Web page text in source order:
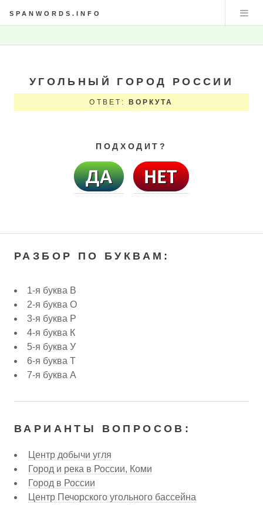
SPANWORDS.INFO
УГОЛЬНЫЙ ГОРОД РОССИИ
ОТВЕТ: ВОРКУТА
ПОДХОДИТ?
РАЗБОР ПО БУКВАМ:
1-я буква В
2-я буква О
3-я буква Р
4-я буква К
5-я буква У
6-я буква Т
7-я буква А
ВАРИАНТЫ ВОПРОСОВ:
Центр добычи угля
Город и река в России, Коми
Город в России
Центр Печорского угольного бассейна